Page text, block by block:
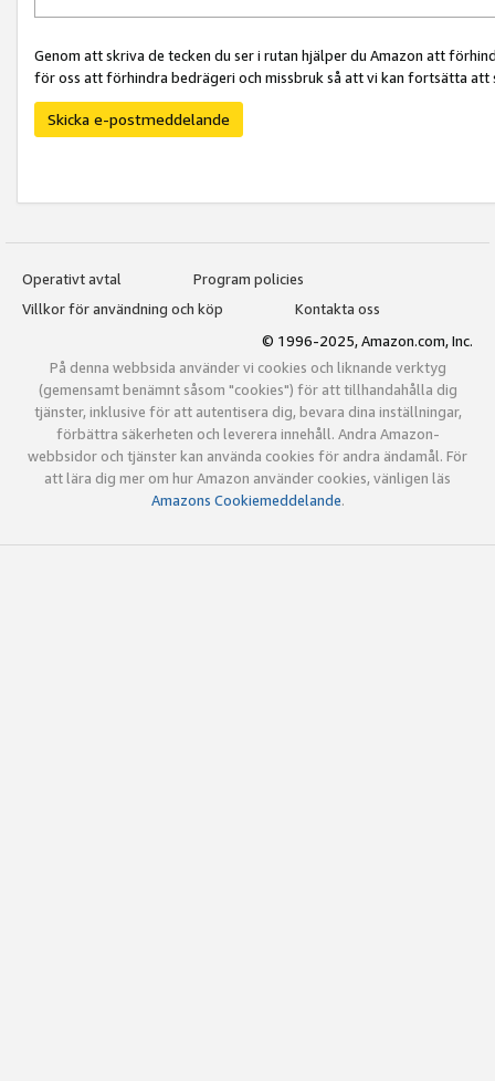
Genom att skriva de tecken du ser i rutan hjälper du Amazon att
för oss att förhindra bedrägeri och missbruk så att vi kan fortsätta
Skicka e-postmeddelande
Operativt avtal
Program policies
Villkor för användning och köp
Kontakta oss
© 1996-2025, Amazon.com, Inc.
På denna webbsida använder vi cookies och liknande verktyg
(gemensamt benämnt såsom "cookies") för att tillhandahålla dig
tjänster, inklusive för att autentisera dig, bevara dina inställningar,
förbättra säkerheten och leverera innehåll. Andra Amazon-
webbsidor och tjänster kan använda cookies för andra ändamål. För
att lära dig mer om hur Amazon använder cookies, vänligen läs
Amazons Cookiemeddelande.